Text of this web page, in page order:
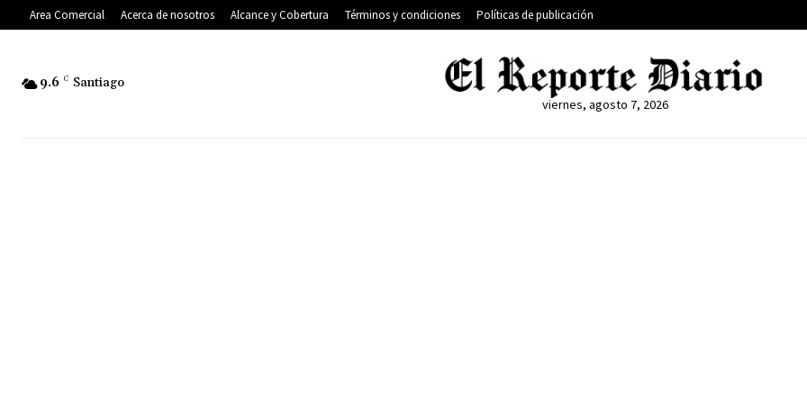
Area Comercial Acerca de nosotros Alcance y Cobertura Términos y condiciones Políticas de publicación
9.6 C Santiago
viernes, agosto 7, 2026